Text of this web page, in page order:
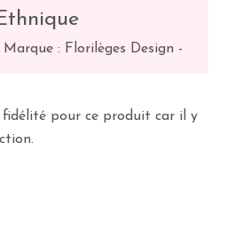
Marque : Florilèges Design -
pour ce produit car il y